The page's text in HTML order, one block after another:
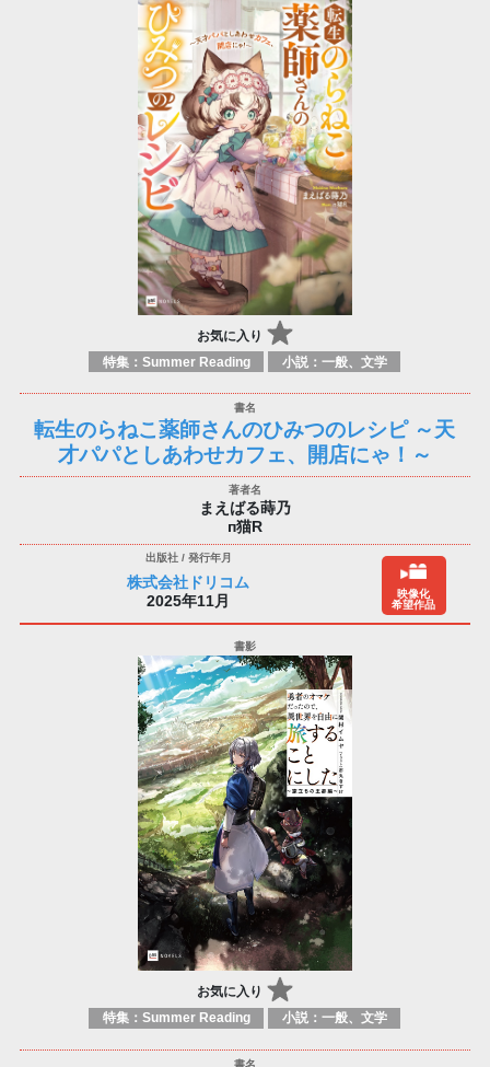
お気に入り
特集：Summer Reading 小説：一般、文学
転生のらねこ薬師さんのひみつのレシピ ～天
才パパとしあわせカフェ、開店にゃ！～
まえばる蒔乃
п猫R
株式会社ドリコム
2025年11月
映像化
希望作品
お気に入り
特集：Summer Reading 小説：一般、文学